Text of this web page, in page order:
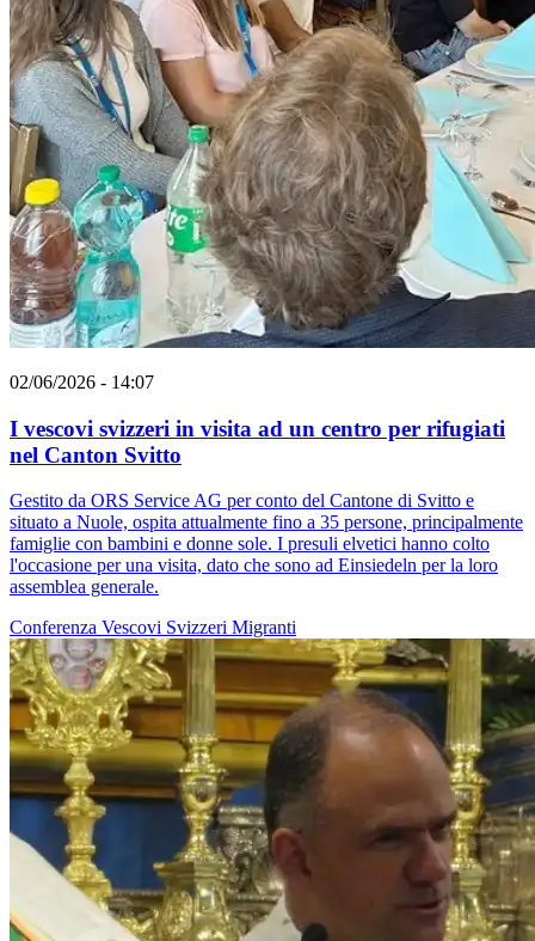
02/06/2026 - 14:07
I vescovi svizzeri in visita ad un centro per rifugiati
nel Canton Svitto
Gestito da ORS Service AG per conto del Cantone di Svitto e
situato a Nuole, ospita attualmente fino a 35 persone, principalmente
famiglie con bambini e donne sole. I presuli elvetici hanno colto
l'occasione per una visita, dato che sono ad Einsiedeln per la loro
assemblea generale.
Conferenza Vescovi Svizzeri Migranti